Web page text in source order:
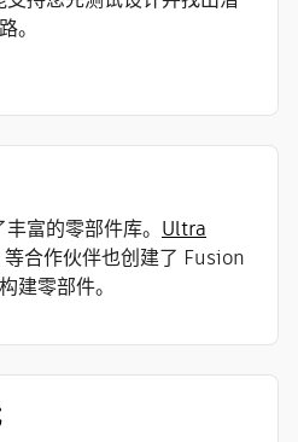
。
富的零部件库。 Ultra
等合作伙伴也创建了 Fusion
建零部件。